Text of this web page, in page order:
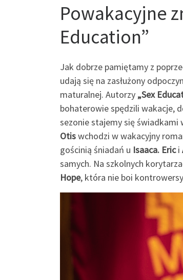
Powakacyjne
Education”
Jak dobrze pamiętamy z
udają się na zasłużony
maturalnej. Autorzy „Sex
bohaterowie spędzili wakacje,
sezonie stajemy się świadkami
Otiswchodzi w wakacyjny
gościnią śniadań u Isaaca. Erici
samych. Na szkolnych
Hope, która nie boi